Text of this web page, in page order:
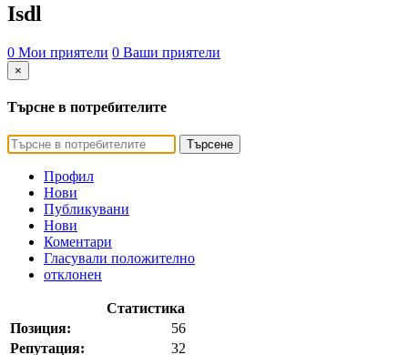
Isdl
0 Мои приятели 0 Ваши приятели
×
Търсне в потребителите
Търсене
Профил
Нови
Публикувани
Нови
Коментари
Гласували положително
отклонен
Статистика
Позиция:
56
Репутация:
32